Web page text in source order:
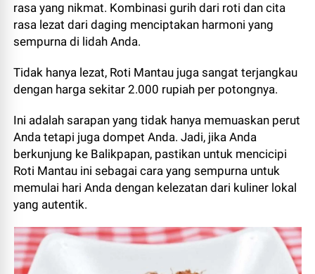
rasa yang nikmat. Kombinasi gurih dari roti dan cita
rasa lezat dari daging menciptakan harmoni yang
sempurna di lidah Anda.
Tidak hanya lezat, Roti Mantau juga sangat terjangkau
dengan harga sekitar 2.000 rupiah per potongnya.
Ini adalah sarapan yang tidak hanya memuaskan perut
Anda tetapi juga dompet Anda. Jadi, jika Anda
berkunjung ke Balikpapan, pastikan untuk mencicipi
Roti Mantau ini sebagai cara yang sempurna untuk
memulai hari Anda dengan kelezatan dari kuliner lokal
yang autentik.